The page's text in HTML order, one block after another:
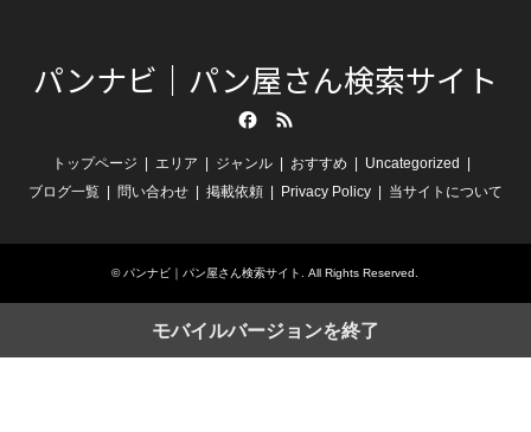
パンナビ｜パン屋さん検索サイト
トップページ エリア ジャンル おすすめ
Uncategorized
ブログ一覧
問い合わせ 掲載依頼 Privacy Policy 当サイトについて
© パンナビ｜パン屋さん検索サイト . All Rights Reserved.
モバイルバージョンを終了